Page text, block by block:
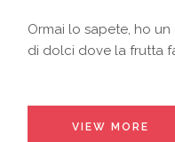
Ormai lo sapete, ho
di dolci dove la frutta
VIEW MORE